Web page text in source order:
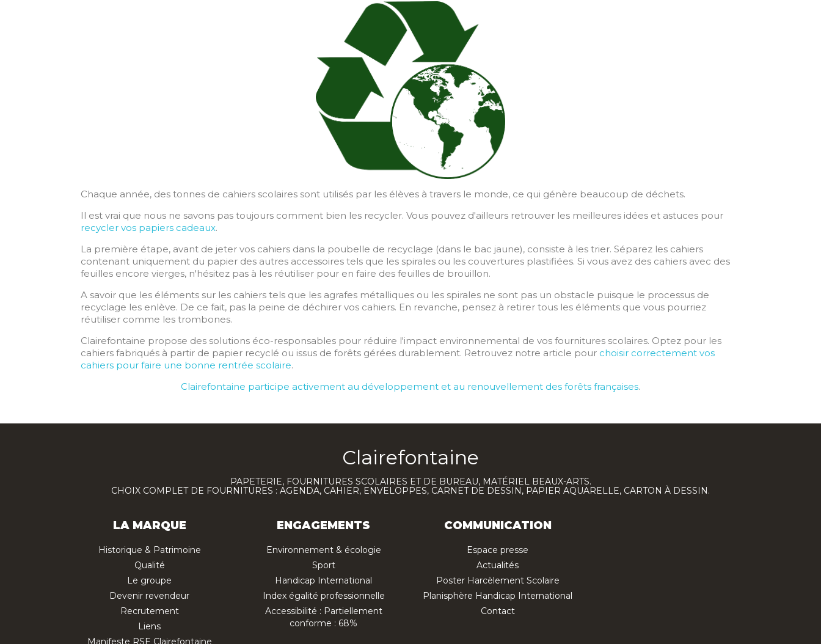
Chaque année, des tonnes de cahiers scolaires sont utilisés par les élèves à travers le monde, ce qui génère beaucoup de déchets.
Il est vrai que nous ne savons pas toujours comment bien les recycler. Vous pouvez d'ailleurs retrouver les meilleures idées et astuces pour
recycler vos papiers cadeaux.
La première étape, avant de jeter vos cahiers dans la poubelle de recyclage (dans le bac jaune), consiste à les trier. Séparez les cahiers
contenant uniquement du papier des autres accessoires tels que les spirales ou les couvertures plastifiées. Si vous avez des cahiers avec des
feuilles encore vierges, n'hésitez pas à les réutiliser pour en faire des feuilles de brouillon.
A savoir que les éléments sur les cahiers tels que les agrafes métalliques ou les spirales ne sont pas un obstacle puisque le processus de
recyclage les enlève. De ce fait, pas la peine de déchirer vos cahiers. En revanche, pensez à retirer tous les éléments que vous pourriez
réutiliser comme les trombones.
Clairefontaine propose des solutions éco-responsables pour réduire l'impact environnemental de vos fournitures scolaires. Optez pour les
cahiers fabriqués à partir de papier recyclé ou issus de forêts gérées durablement. Retrouvez notre article pour choisir correctement vos
cahiers pour faire une bonne rentrée scolaire.
Clairefontaine participe activement au développement et au renouvellement des forêts françaises.
Clairefontaine
PAPETERIE, FOURNITURES SCOLAIRES ET DE BUREAU, MATÉRIEL BEAUX-ARTS.
CHOIX COMPLET DE FOURNITURES : AGENDA, CAHIER, ENVELOPPES, CARNET DE DESSIN, PAPIER AQUARELLE, CARTON À DESSIN.
LA MARQUE
Historique & Patrimoine
Qualité
Le groupe
Devenir revendeur
Recrutement
Liens
Manifeste RSE Clairefontaine
ENGAGEMENTS
Environnement & écologie
Sport
Handicap International
Index égalité professionnelle
Accessibilité : Partiellement
conforme : 68%
COMMUNICATION
Espace presse
Actualités
Poster Harcèlement Scolaire
Planisphère Handicap International
Contact